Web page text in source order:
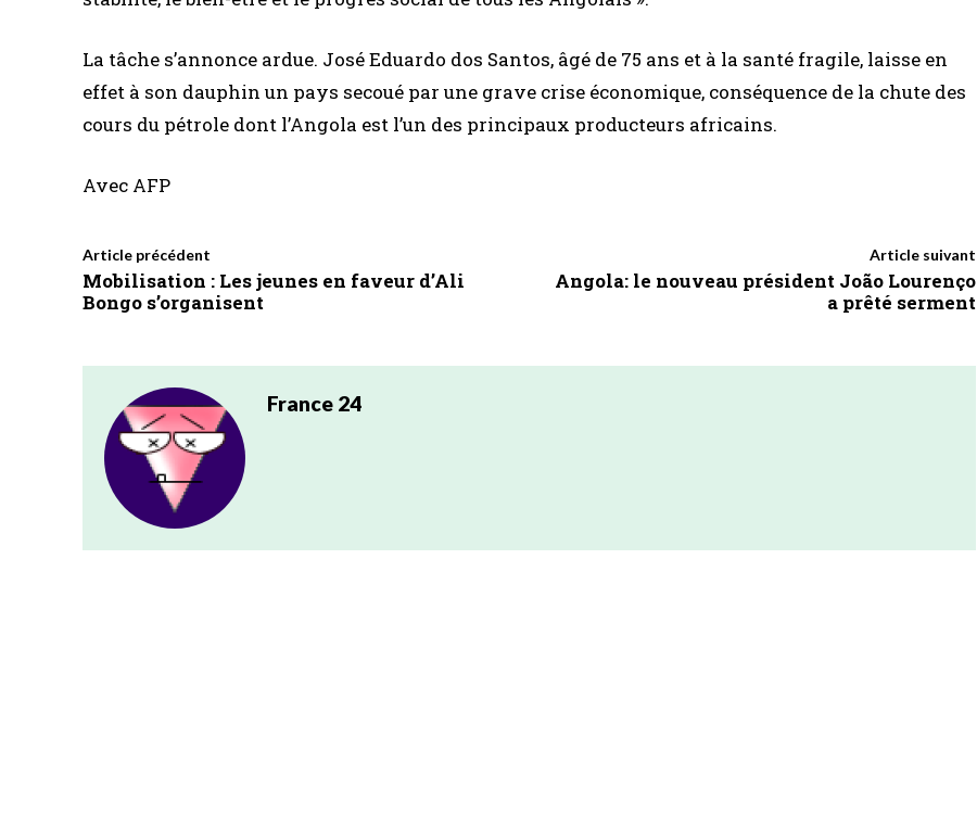
La tâche s’annonce ardue. José Eduardo dos Santos, âgé de 75 ans et à la santé fragile, laisse en
effet à son dauphin un pays secoué par une grave crise économique, conséquence de la chute des
cours du pétrole dont l’Angola est l’un des principaux producteurs africains.
Avec AFP
Article précédent
Mobilisation : Les jeunes en faveur d’Ali
Bongo s’organisent
Article suivant
Angola: le nouveau président João Lourenço
a prêté serment
France 24